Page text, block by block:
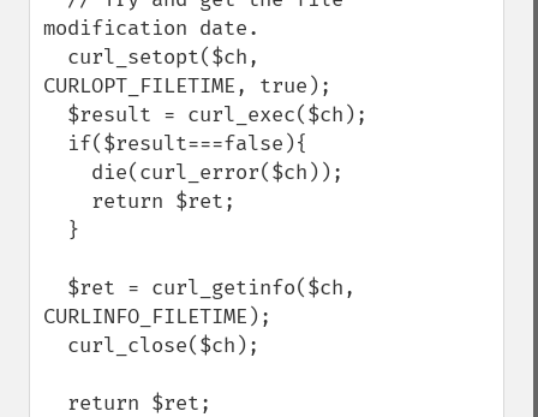
modification date.
CURLOPT_FILETIME, true);
CURLINFO_FILETIME);